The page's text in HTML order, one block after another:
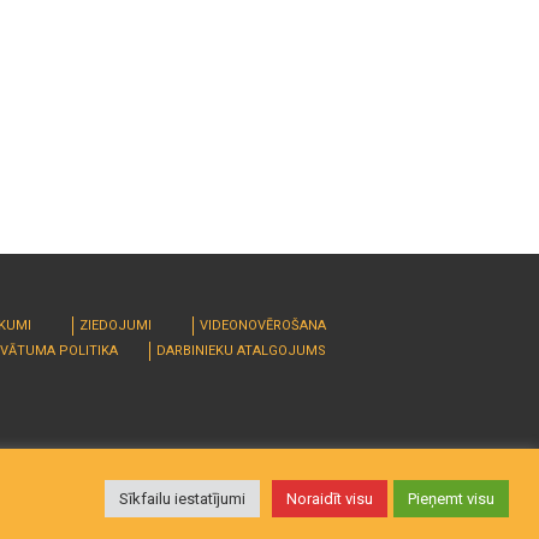
ZIEDOJUMI
VIDEONOVĒROŠANA
POLITIKA
DARBINIEKU ATALGOJUMS
Sīkfailu iestatījumi Noraidīt visu Pieņemt visu